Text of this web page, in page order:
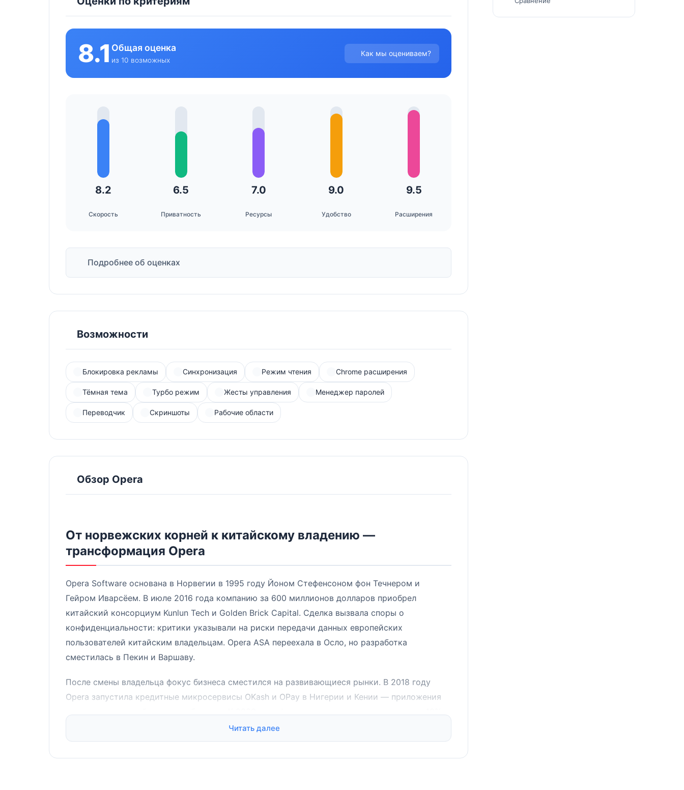
8.1 Общая оценка
из 10 возможных
Как мы оцениваем?
8.2
Скорость
6.5
Приватность
7.0
Ресурсы
9.0
Удобство
9.5
Расширения
Подробнее об оценках
Возможности
Блокировка рекламы Синхронизация Режим чтения Chrome расширения
Тёмная тема Турбо режим Жесты управления Менеджер паролей
Переводчик Скриншоты Рабочие области
Обзор Opera
От норвежских корней к китайскому владению —
трансформация Opera
Opera Software основана в Норвегии в 1995 году Йоном Стефенсоном фон Течнером и
Гейром Иварсёем. В июле 2016 года компанию за 600 миллионов долларов приобрел
китайский консорциум Kunlun Tech и Golden Brick Capital. Сделка вызвала споры о
конфиденциальности: критики указывали на риски передачи данных европейских
пользователей китайским владельцам. Opera ASA переехала в Осло, но разработка
сместилась в Пекин и Варшаву.
После смены владельца фокус бизнеса сместился на развивающиеся рынки. В 2018 году
Opera запустила кредитные микросервисы OKash и OPay в Нигерии и Кении — приложения
выручки компании. Браузер для десктопа стал лишь частью экосистемы, включающей
платежи, новостные агрегаторы и игровые сервисы.
Читать далее